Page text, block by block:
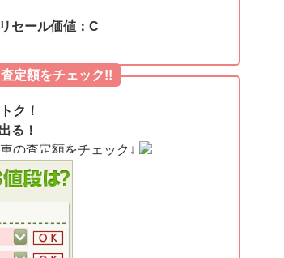
セール価値：C
定額をチェック!!
ク！
る！
の査定額をチェック↓